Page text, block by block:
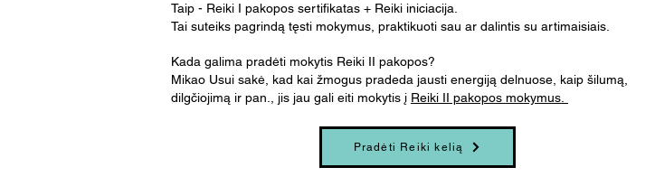
Taip - Reiki I pakopos sertifikatas + Reiki iniciacija.
Tai suteiks pagrindą tęsti mokymus, praktikuoti sau ar dalintis su artimaisiais.
Kada galima pradėti mokytis Reiki II pakopos?
Mikao Usui sakė, kad kai žmogus pradeda jausti energiją delnuose, kaip šilumą,
dilgčiojimą ir pan., jis jau gali eiti mokytis į Reiki II pakopos mokymus.
Pradėti Reiki kelią